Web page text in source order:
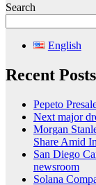
Search
English
Recent Posts
Pepeto
Next major
Morgan
Share Amid
San Diego
newsroom
Solana